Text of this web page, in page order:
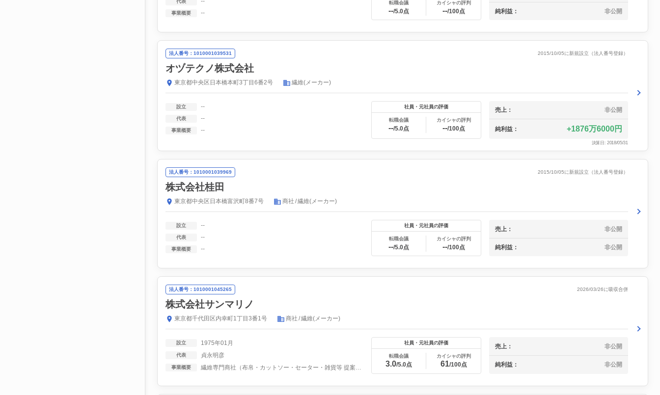
代表
事業概要 --
転職会議
--/5.0点
カイシャの評判
--/100点 純利益： 非公開
法人番号：1010001039531 2015/10/05に新規設立（法人番号登録）
オヅテクノ株式会社
東京都中央区日本橋本町3丁目6番2号 繊維(メーカー)
設立 --
代表 --
事業概要 --
社員・元社員の評価
転職会議
--/5.0点
カイシャの評判
--/100点
売上： 非公開
純利益： 1876万6000円
決算日: 2018/05/31
法人番号：1010001039969 2015/10/05に新規設立（法人番号登録）
株式会社桂田
東京都中央区日本橋富沢町8番7号 商社 繊維(メーカー)
設立 --
代表 --
事業概要 --
社員・元社員の評価
転職会議
--/5.0点
カイシャの評判
--/100点
売上： 非公開
純利益： 非公開
法人番号：1010001045265 2026/03/26に吸収合併
株式会社サンマリノ
東京都千代田区内幸町1丁目3番1号 商社 繊維(メーカー)
設立 1975年01月
代表 貞永明彦
事業概要 繊維専門商社（布帛・カットソー・セーター・雑貨等 提案型O...
社員・元社員の評価
転職会議
3.0/5.0点
カイシャの評判
61/100点
売上： 非公開
純利益： 非公開